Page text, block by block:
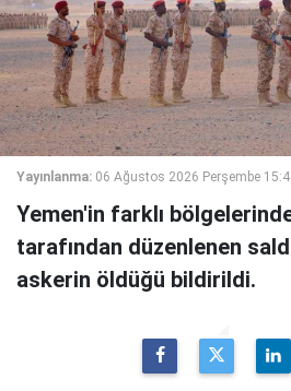
Yayınlanma: 06 Ağustos 2026 Perşembe
Yemen'in farklı
tarafından düzenlenen
askerin öldüğü bildirildi.